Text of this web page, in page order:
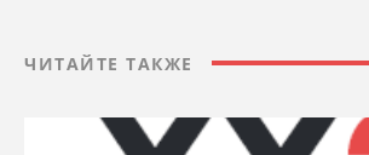
ЧИТАЙТЕ ТАКЖЕ